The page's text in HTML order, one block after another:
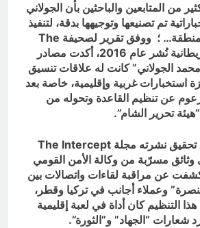
من المتابعين والباحثين بأن الجولاني
تم تصنيعها وتوجيهها بدقة، لتنفيذ
؛ ووفق تقرير لصحيفة The
البريطانية نُشر عام 2016، أكدت مصادر
محمد الجولاني” كانت له علاقات تنسيق
استخبارات غربية وإقليمية، خاصة بعد
عن تنظيم القاعدة وتحوله من
تحرير الشام”.
نشرته مجلة The Intercept
وثائق مسرّبة من وكالة الأمن القومي
عن مراقبة لقاءات واتصالات بين
وعملاء أجانب في تركيا وقطر،
التنظيم كان أداة في لعبة إقليمية
شعارات “الجهاد” و”الثورة”.